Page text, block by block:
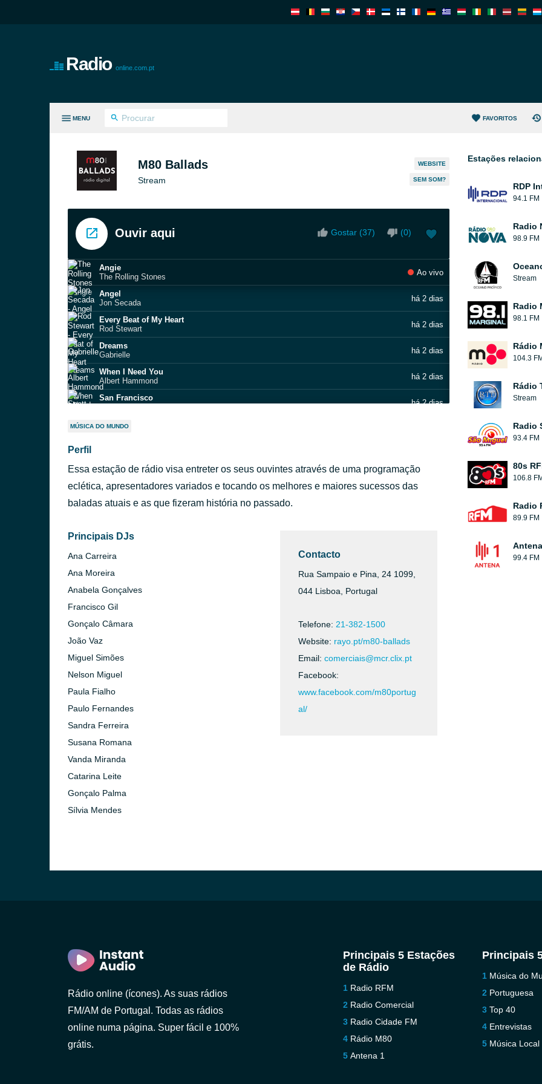
Radio online.com.pt
MENU FAVORITOS
M80 Ballads
Stream
WEBSITE
SEM SOM?
Ouvir aqui Gostar (37) (0)
Angie
The Rolling Stones
Ao vivo
Angel
Jon Secada
há 2 dias
Every Beat of My Heart
Rod Stewart
há 2 dias
Dreams
Gabrielle
há 2 dias
When I Need You
Albert Hammond
há 2 dias
San Francisco
há 2 dias
Sacrifice
Wicked Game
Chris Isaak
Now And Forever
MÚSICA DO MUNDO
Perfil
Essa estação de rádio visa entreter os seus ouvintes através de uma programação
eclética, apresentadores variados e tocando os melhores e maiores sucessos das
baladas atuais e as que fizeram história no passado.
Principais DJs
Ana Carreira
Ana Moreira
Anabela Gonçalves
Francisco Gil
Gonçalo Câmara
João Vaz
Miguel Simões
Nelson Miguel
Paula Fialho
Paulo Fernandes
Sandra Ferreira
Susana Romana
Vanda Miranda
Catarina Leite
Gonçalo Palma
Sílvia Mendes
Contacto
Rua Sampaio e Pina, 24 1099,
044 Lisboa, Portugal
Telefone: 21-382-1500
Website: rayo.pt/m80-ballads
Email: comerciais@mcr.clix.pt
Facebook:
www.facebook.com/m80portug
al/
Estações
RDP
94.1 FM
Radio
98.9 FM
Stream
Radio
98.1 FM
Rádio
104.3
Rádio
Stream
Radio
93.4 FM
80s
106.8
Radio
89.9 FM
99.4 FM
Rádio online (ícones). As suas rádios
FM/AM de Portugal. Todas as rádios
online numa página. Super fácil e 100%
grátis.
Principais 5 Estações
de Rádio
Radio RFM
Radio Comercial
Radio Cidade FM
Rádio M80
Antena 1
Principais
Música do
Portuguesa
Top 40
Entrevistas
Música Local